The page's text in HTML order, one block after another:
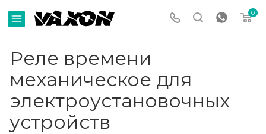
0
Реле времени
механическое для
электроустановочных
устройств